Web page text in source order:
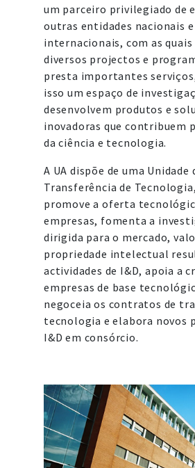
um parceiro privilegiado de
outras entidades nacionais e
internacionais, com as quais
diversos projectos e
presta importantes
isso um espaço de
desenvolvem produtos e
inovadoras que contribuem
da ciência e tecnologia.
A UA dispõe de uma Unidade
Transferência de
promove a oferta
empresas, fomenta a
dirigida para o mercado,
propriedade intelectual
actividades de I&D, apoia a
empresas de base
negoceia os contratos de
tecnologia e elabora novos
I&D em consórcio.